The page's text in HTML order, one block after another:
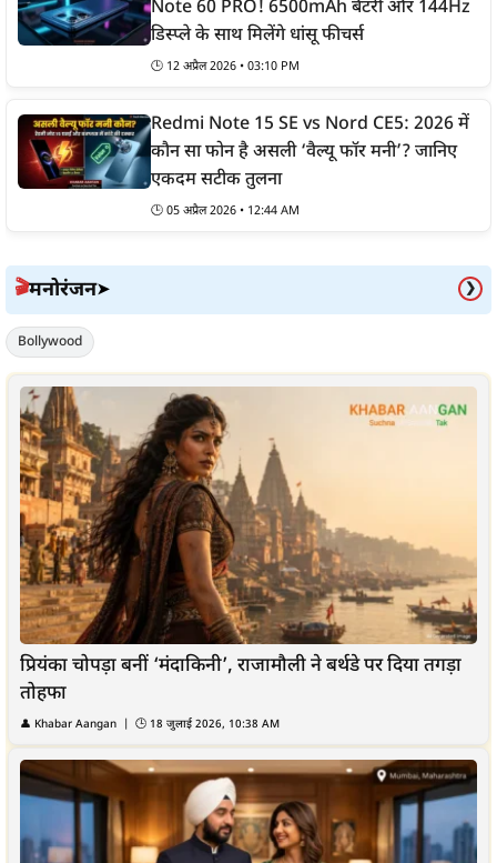
Note 60 PRO! 6500mAh बैटरी और 144Hz
डिस्प्ले के साथ मिलेंगे धांसू फीचर्स
🕒 12 अप्रैल 2026 • 03:10 PM
Redmi Note 15 SE vs Nord CE5: 2026 में
कौन सा फोन है असली ‘वैल्यू फॉर मनी’? जानिए
एकदम सटीक तुलना
🕒 05 अप्रैल 2026 • 12:44 AM
🎬मनोरंजन➤ ❯
Bollywood
प्रियंका चोपड़ा बनीं ‘मंदाकिनी’, राजामौली ने बर्थडे पर दिया तगड़ा
तोहफा
👤 Khabar Aangan | 🕒 18 जुलाई 2026, 10:38 AM